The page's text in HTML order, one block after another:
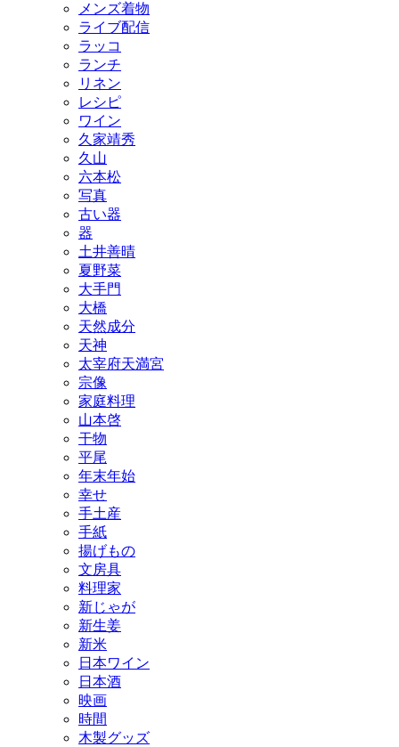
メンズ着物
ライブ配信
ラッコ
ランチ
リネン
レシピ
ワイン
久家靖秀
久山
六本松
写真
古い器
器
土井善晴
夏野菜
大手門
大橋
天然成分
天神
太宰府天満宮
宗像
家庭料理
山本啓
干物
平尾
年末年始
幸せ
手土産
手紙
揚げもの
文房具
料理家
新じゃが
新生姜
新米
日本ワイン
日本酒
映画
時間
木製グッズ